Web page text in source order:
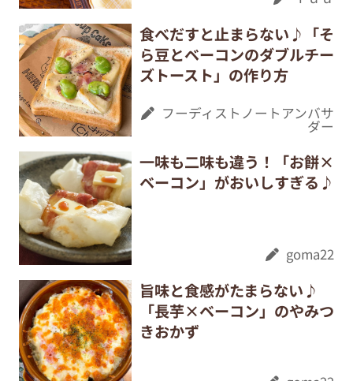
食べだすと止まらない♪「そ
ら豆とベーコンのダブルチー
ズトースト」の作り方
フーディストノートアンバサ
ダー
一味も二味も違う！「お餅×
ベーコン」がおいしすぎる♪
goma22
旨味と食感がたまらない♪
「長芋×ベーコン」のやみつ
きおかず